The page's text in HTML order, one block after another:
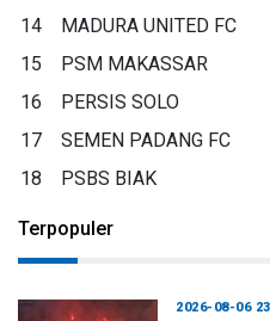
14
MADURA UNITED FC
15
PSM MAKASSAR
16
PERSIS SOLO
17
SEMEN PADANG FC
18
PSBS BIAK
Terpopuler
2026-08-06